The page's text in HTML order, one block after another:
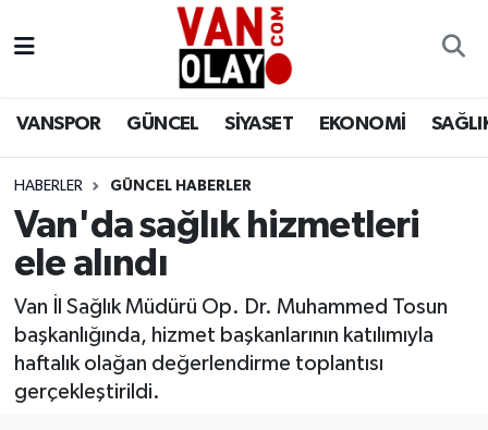
VANSPOR GÜNCEL SİYASET EKONOMİ
HABERLER GÜNCEL HABERLER
Van'da sağlık hizmetleri
ele alındı
Van İl Sağlık Müdürü Op. Dr. Muhammed Tosun
başkanlığında, hizmet başkanlarının katılımıyla
haftalık olağan değerlendirme toplantısı
gerçekleştirildi.
Siyaset
Ekonomi
Sağlık
Eğitim
Van Nöbetçi Eczaneler
Van Namaz Vakitleri
Van Trafik Yoğunluk Haritası
Süper Lig Puan Durumu ve Fikstür
Tüm Manşetler